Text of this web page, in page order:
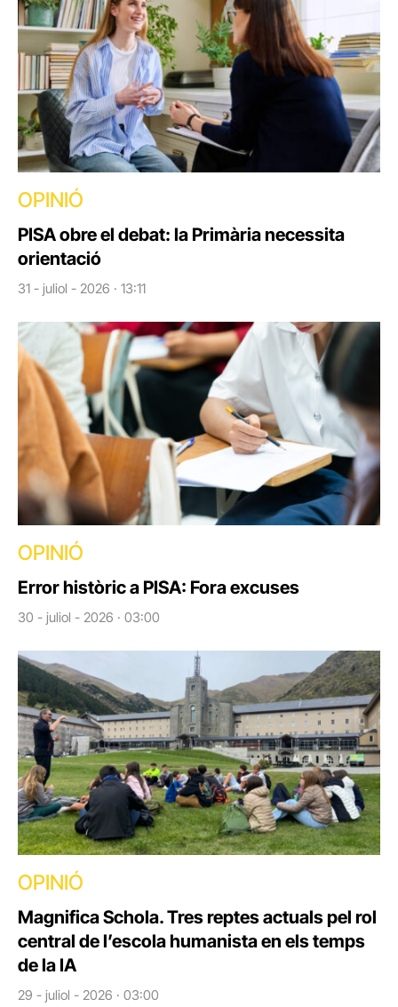
OPINIÓ
PISA obre el debat: la Primària necessita
orientació
31 - juliol - 2026 · 13:11
OPINIÓ
Error històric a PISA: Fora excuses
30 - juliol - 2026 · 03:00
OPINIÓ
Magnifica Schola. Tres reptes actuals pel rol
central de l’escola humanista en els temps
de la IA
29 - juliol - 2026 · 03:00